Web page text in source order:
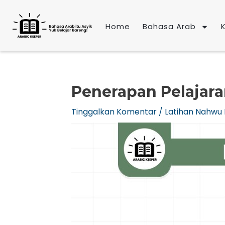
konten
Home Bahasa Arab
Penerapan
Tinggalkan Komentar / Latihan Nahwu